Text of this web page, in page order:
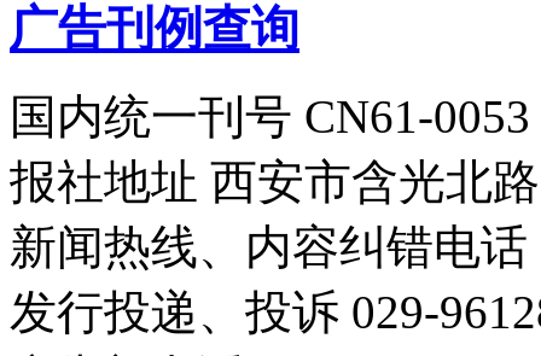
广告刊例查询
国内统一刊号 CN61-0053
报社地址 西安市含光北
新闻热线、内容纠错电话
发行投递、投诉 029-